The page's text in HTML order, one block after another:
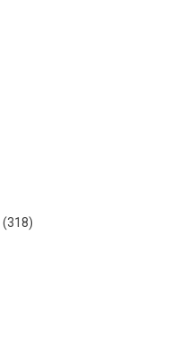
(318)